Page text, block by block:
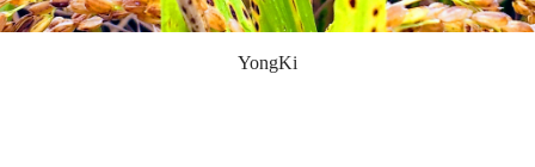
YongKi